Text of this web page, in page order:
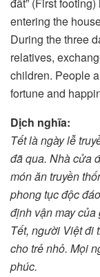
entering the
During the three
relatives,
children. People
fortune and
Dịch nghĩa:
Tết là ngày lễ
đã qua. Nhà cửa
món ăn truyền
phong tục độc
định vận may của
Tết, người Việt đi
cho trẻ nhỏ. Mọi
phúc.